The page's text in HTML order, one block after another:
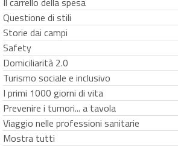
Questione di stili
Storie dai campi
Safety
Domiciliarità 2.0
Turismo sociale e inclusivo
I primi 1000 giorni di vita
Prevenire i tumori... a tavola
Viaggio nelle professioni sanitarie
Mostra tutti